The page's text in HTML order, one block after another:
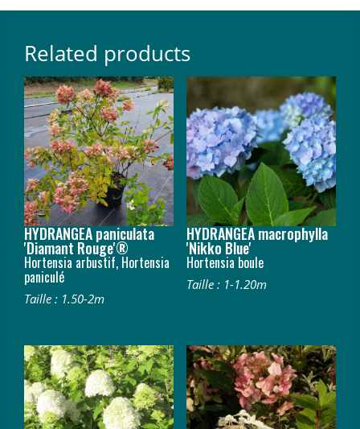
Related products
HYDRANGEA paniculata
'Diamant Rouge'®
Hortensia arbustif, Hortensia
paniculé
Taille : 1.50-2m
HYDRANGEA macrophylla
'Nikko Blue'
Hortensia boule
Taille : 1-1.20m